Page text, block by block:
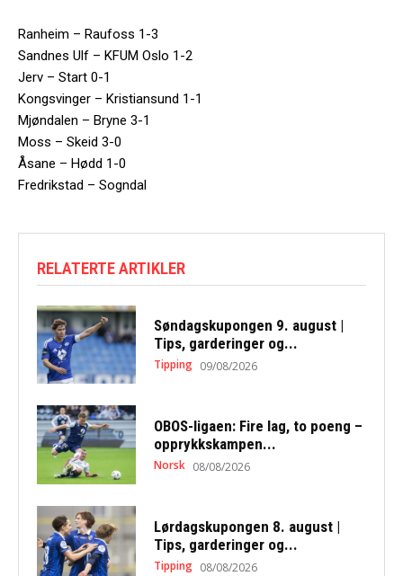
Ranheim – Raufoss 1-3
Sandnes Ulf – KFUM Oslo 1-2
Jerv – Start 0-1
Kongsvinger – Kristiansund 1-1
Mjøndalen – Bryne 3-1
Moss – Skeid 3-0
Åsane – Hødd 1-0
Fredrikstad – Sogndal
RELATERTE ARTIKLER
Søndagskupongen 9. august |
Tips, garderinger og...
Tipping 09/08/2026
OBOS-ligaen: Fire lag, to poeng –
opprykkskampen...
Norsk 08/08/2026
Lørdagskupongen 8. august |
Tips, garderinger og...
Tipping 08/08/2026